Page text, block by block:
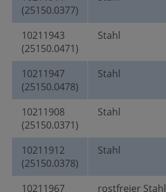
(25150.0377)
10211943
(25150.0471)
Stahl
10211947
(25150.0478)
Stahl
10211908
(25150.0371)
Stahl
10211912
(25150.0378)
Stahl
10211967
rostfreier Stahl